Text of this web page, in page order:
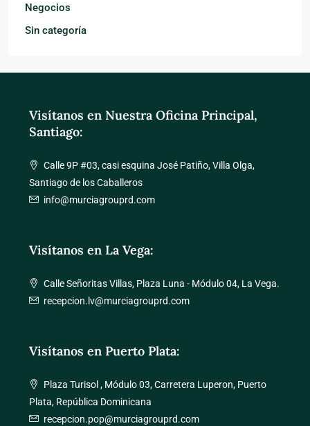
Negocios
Sin categoría
Visítanos en Nuestra Oficina Principal,
Santiago:
Calle 9P #03, casi esquina José Patiño, Villa Olga,
Santiago de los Caballeros
info@murciagrouprd.com
Visítanos en La Vega:
Calle Señoritas Villas, Plaza Luna - Módulo 04, La Vega.
recepcion.lv@murciagrouprd.com
Visítanos en Puerto Plata:
Plaza Turisol , Módulo 03, Carretera Luperon, Puerto
Plata, República Dominicana
recepcion.pop@murciagrouprd.com